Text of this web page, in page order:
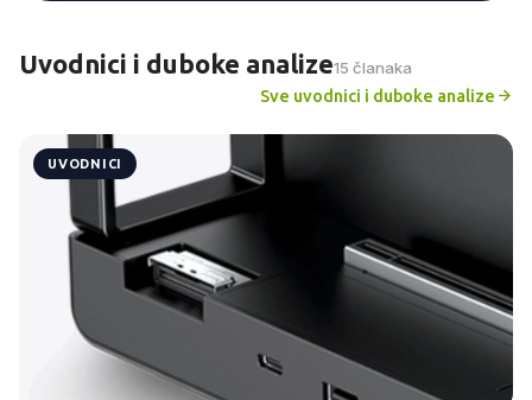
Uvodnici i duboke analize15 članaka
Sve uvodnici i duboke analize
UVODNICI